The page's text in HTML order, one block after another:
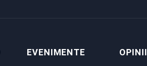
EVENIMENTE OPINII